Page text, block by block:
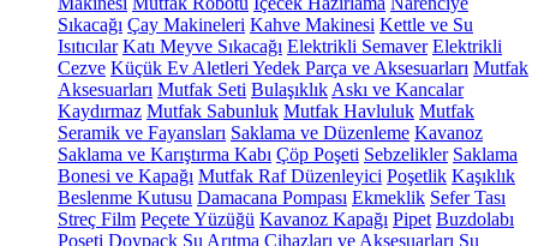
Sıkacağı Çay Makineleri Kahve Makinesi Kettle ve Su
Isıtıcılar Katı Meyve Sıkacağı Elektrikli Semaver Elektrikli
Cezve Küçük Ev Aletleri Yedek Parça ve Aksesuarları Mutfak
Aksesuarları Mutfak Seti Bulaşıklık Askı ve Kancalar
Kaydırmaz Mutfak Sabunluk Mutfak Havluluk Mutfak
Seramik ve Fayansları Saklama ve Düzenleme Kavanoz
Saklama ve Karıştırma Kabı Çöp Poşeti Sebzelikler Saklama
Bonesi ve Kapağı Mutfak Raf Düzenleyici Poşetlik Kaşıklık
Beslenme Kutusu Damacana Pompası Ekmeklik Sefer Tası
Streç Film Peçete Yüzüğü Kavanoz Kapağı Pipet Buzdolabı
Poşeti Doypack Su Arıtma Cihazları ve Aksesuarları Su